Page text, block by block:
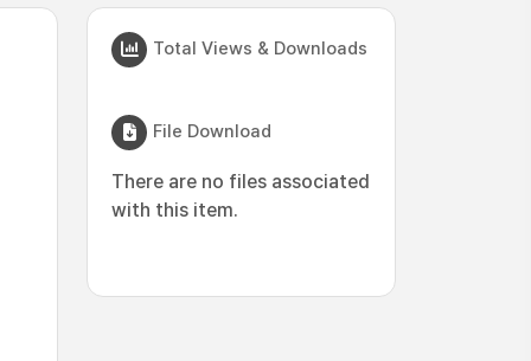
Total Views & Downloads
File Download
There are no files associated
with this item.